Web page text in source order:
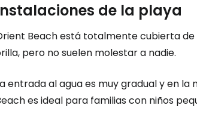
de la playa
Beach está totalmente cubierta de
pero no suelen molestar a nadie.
entrada al agua es muy gradual y en
es ideal para familias con niños